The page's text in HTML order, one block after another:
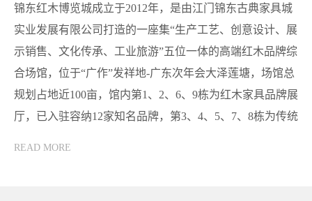
锦东红木博览城成立于2012年，是由江门锦东古典家具城
实业发展有限公司打造的一座集“生产工艺、创意设计、展
示销售、文化传承、工业旅游”五位一体的高端红木品牌综
合场馆，位于“广作”发祥地-广东次年会大泽莲塘，场馆总
规划占地近100亩，馆内第1、2、6、9栋为红木家具品牌展
厅，已入驻容纳12家知名品牌，第3、4、5、7、8栋为传统
READ MORE